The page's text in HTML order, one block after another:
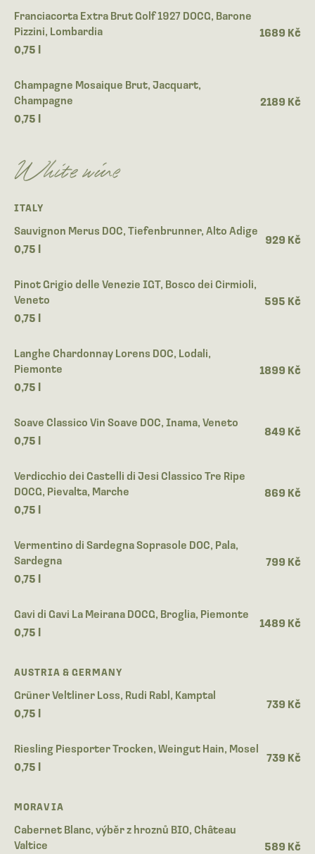
Franciacorta Extra Brut Golf 1927 DOCG, Barone
Pizzini, Lombardia
0,75 l
1689 Kč
Champagne Mosaique Brut, Jacquart,
Champagne
0,75 l
2189 Kč
White wine
ITALY
Sauvignon Merus DOC, Tiefenbrunner, Alto Adige
0,75 l
929 Kč
Pinot Grigio delle Venezie IGT, Bosco dei Cirmioli,
Veneto
0,75 l
595 Kč
Langhe Chardonnay Lorens DOC, Lodali,
Piemonte
0,75 l
1899 Kč
Soave Classico Vin Soave DOC, Inama, Veneto
0,75 l
849 Kč
Verdicchio dei Castelli di Jesi Classico Tre Ripe
DOCG, Pievalta, Marche
0,75 l
869 Kč
Vermentino di Sardegna Soprasole DOC, Pala,
Sardegna
0,75 l
799 Kč
Gavi di Gavi La Meirana DOCG, Broglia, Piemonte
0,75 l
1489 Kč
AUSTRIA & GERMANY
Grüner Veltliner Loss, Rudi Rabl, Kamptal
0,75 l
739 Kč
Riesling Piesporter Trocken, Weingut Hain, Mosel
0,75 l
739 Kč
MORAVIA
Cabernet Blanc, výběr z hroznů BIO, Château
Valtice
589 Kč